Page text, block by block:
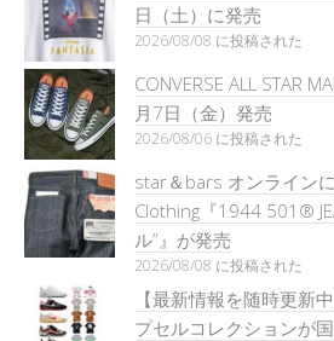
日（土）に発売
2026/08/08 に投稿された
CONVERSE ALL STAR
月7日（金）発売
2026/08/06 に投稿された
star＆bars オンライン
Clothing『1944 501®
ル”』が発売
2026/08/08 に投稿された
【最新情報を随時更新
プセルコレクションが